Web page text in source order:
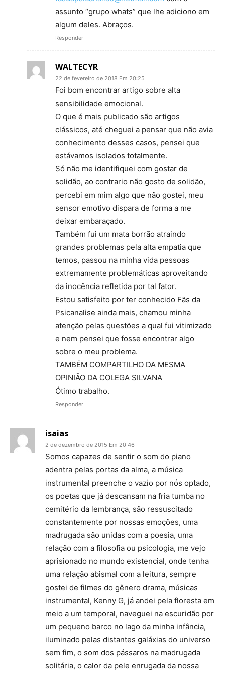
assunto “grupo whats” que lhe adiciono em
algum deles. Abraços.
Responder
WALTECYR
22 de fevereiro de 2018 Em 20:25
Foi bom encontrar artigo sobre alta
sensibilidade emocional.
O que é mais publicado são artigos
clássicos, até cheguei a pensar que não avia
conhecimento desses casos, pensei que
estávamos isolados totalmente.
Só não me identifiquei com gostar de
solidão, ao contrario não gosto de solidão,
percebi em mim algo que não gostei, meu
sensor emotivo dispara de forma a me
deixar embaraçado.
Também fui um mata borrão atraindo
grandes problemas pela alta empatia que
temos, passou na minha vida pessoas
extremamente problemáticas aproveitando
da inocência refletida por tal fator.
Estou satisfeito por ter conhecido Fãs da
Psicanalise ainda mais, chamou minha
atenção pelas questões a qual fui vitimizado
e nem pensei que fosse encontrar algo
sobre o meu problema.
TAMBÉM COMPARTILHO DA MESMA
OPINIÃO DA COLEGA SILVANA
Ótimo trabalho.
Responder
isaias
2 de dezembro de 2015 Em 20:46
Somos capazes de sentir o som do piano
adentra pelas portas da alma, a música
instrumental preenche o vazio por nós optado,
os poetas que já descansam na fria tumba no
cemitério da lembrança, são ressuscitado
constantemente por nossas emoções, uma
madrugada são unidas com a poesia, uma
relação com a filosofia ou psicologia, me vejo
aprisionado no mundo existencial, onde tenha
uma relação abismal com a leitura, sempre
gostei de filmes do gênero drama, músicas
instrumental, Kenny G, já andei pela floresta em
meio a um temporal, naveguei na escuridão por
um pequeno barco no lago da minha infância,
iluminado pelas distantes galáxias do universo
sem fim, o som dos pássaros na madrugada
solitária, o calor da pele enrugada da nossa